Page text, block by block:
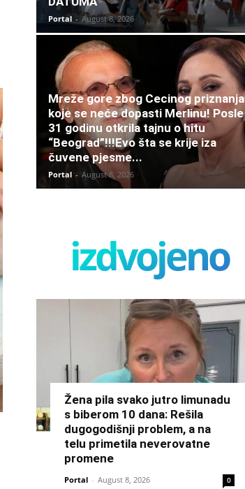
Portal - August 8, 2026
Mreže gore zbog Cecinog priznanja
koje se neće dopasti Merlinu! Posle
31 godinu otkrila tajnu o hitu
“Beograd”!!!Evo šta se krije iza
čuvene pjesme...
Portal - August 8, 2026
izdvojeno
Žena pila svako jutro limunadu
s biberom 10 dana: Rešila
dugogodišnji problem, a na
telu primetila neverovatne
promene
Portal - August 8, 2026 0